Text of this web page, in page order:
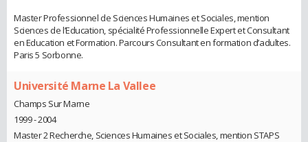
Master Professionnel de Sciences Humaines et Sociales, mention
Sciences de l’Education, spécialité Professionnelle Expert et Consultant
en Education et Formation. Parcours Consultant en formation d’adultes.
Paris 5 Sorbonne.
Université Marne La Vallee
Champs Sur Marne
1999 - 2004
Master 2 Recherche, Sciences Humaines et Sociales, mention STAPS